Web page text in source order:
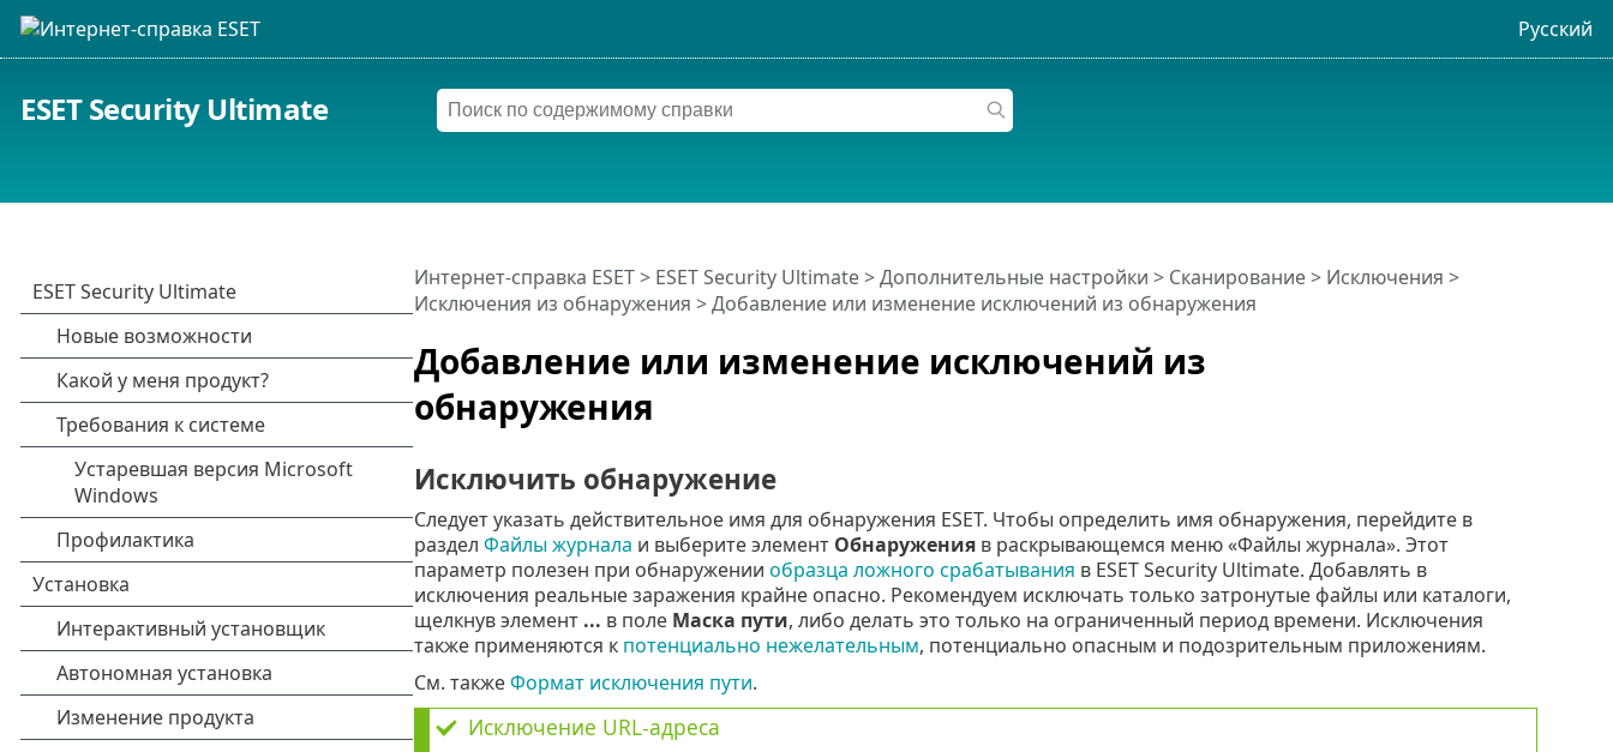
Русский
ESET Security Ultimate
Добавление или изменение исключений из
обнаружения
Интернет-справка ESET> ESET Security Ultimate>Дополнительные настройки > Сканирование> Исключения >
Исключения из обнаружения > Добавление или изменение исключений из обнаружения
Исключить обнаружение
Следует указать действительное имя для обнаружения ESET. Чтобы определить имя обнаружения, перейдите в
раздел Файлы журнала и выберите элемент Обнаруженияв раскрывающемся меню «Файлы журнала». Этот
параметр полезен при обнаружении образца ложного срабатывания в ESET Security Ultimate. Добавлять в
исключения реальные заражения крайне опасно. Рекомендуем исключать только затронутые файлы или каталоги,
щелкнув элемент ... в поле Маска пути, либо делать это только на ограниченный период времени. Исключения
также применяются к потенциально нежелательным, потенциально опасным и подозрительным приложениям.
См. такжеФормат исключения пути.
Исключение URL-адреса